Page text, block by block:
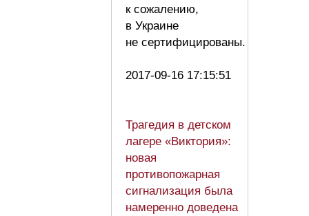
к сожалению,
в Украине
не сертифицированы.
2017-09-16 17:15:51
Трагедия в детском
лагере «Виктория»:
новая
противопожарная
сигнализация была
намеренно доведена